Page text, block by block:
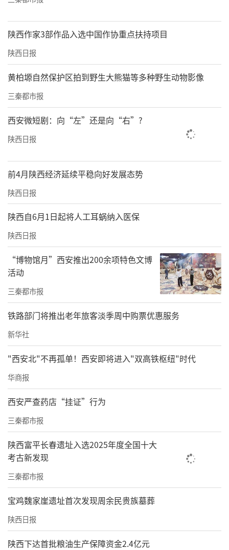
陕西作家3部作品入选中国作协重点扶持项目
陕西日报
黄柏塬自然保护区拍到野生大熊猫等多种野生动物影像
三秦都市报
西安微短剧：向“左”还是向“右”?
陕西日报
前4月陕西经济延续平稳向好发展态势
陕西日报
陕西自6月1日起将人工耳蜗纳入医保
陕西日报
“博物馆月”西安推出200余项特色文博
活动
三秦都市报
铁路部门将推出老年旅客淡季周中购票优惠服务
新华社
"西安北"不再孤单！西安即将进入"双高铁枢纽"时代
华商报
西安严查药店“挂证”行为
三秦都市报
陕西富平长春遗址入选2025年度全国十大
考古新发现
三秦都市报
宝鸡魏家崖遗址首次发现周余民贵族墓葬
陕西日报
陕西下达首批粮油生产保障资金2.4亿元